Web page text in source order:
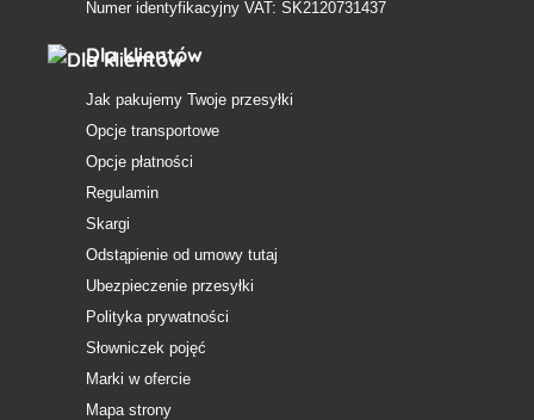
Numer identyfikacyjny VAT: SK2120731437
Dla klientów
Jak pakujemy Twoje przesyłki
Opcje transportowe
Opcje płatności
Regulamin
Skargi
Odstąpienie od umowy tutaj
Ubezpieczenie przesyłki
Polityka prywatności
Słowniczek pojęć
Marki w ofercie
Mapa strony